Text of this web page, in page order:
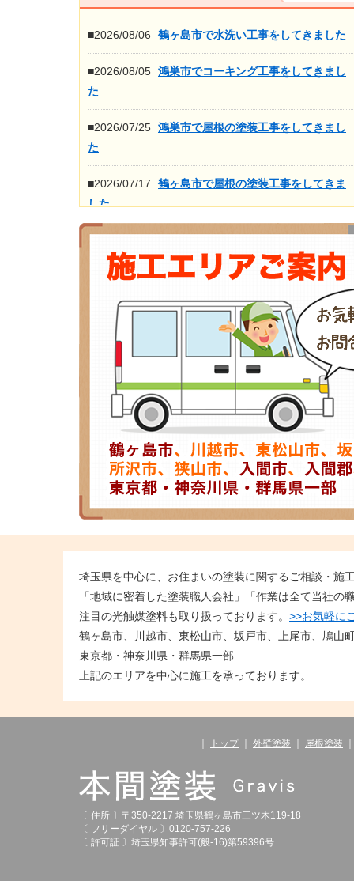
■2026/08/06 鶴ヶ島市で水洗い工事をしてきました
■2026/08/05 鴻巣市でコーキング工事をしてきまし
た
■2026/07/25 鴻巣市で屋根の塗装工事をしてきまし
た
■2026/07/17
鶴ヶ島市で屋根の塗装工事をしてきま
した
ました
もっと見る>>>
埼玉県を中心に、お住まいの塗装に関するご相談・施
「地域に密着した塗装職人会社」「作業は全て当社
注目の光触媒塗料も取り扱っております。 >>お気軽に
鶴ヶ島市、川越市、東松山市、坂戸市、上尾市、鳩山
東京都・神奈川県・群馬県一部
上記のエリアを中心に施工を承っております。
トップ 外壁塗装 屋根塗装
〔 住所 〕〒350-2217 埼玉県鶴ヶ島市三ツ木119-18
〔 フリーダイヤル 〕0120-757-226
〔 許可証 〕埼玉県知事許可(般-16)第59396号